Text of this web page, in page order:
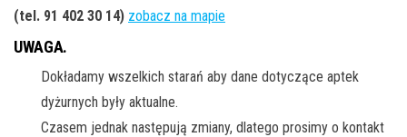
(tel. 91 402 30 14) zobacz na mapie
UWAGA.
Dokładamy wszelkich starań aby dane dotyczące aptek
dyżurnych były aktualne.
Czasem jednak następują zmiany, dlatego prosimy o kontakt